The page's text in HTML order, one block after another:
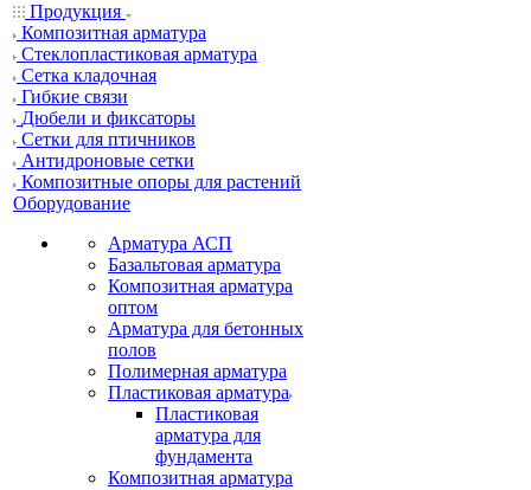
Продукция
Композитная арматура
Cтеклопластиковая арматура
Сетка кладочная
Гибкие связи
Дюбели и фиксаторы
Сетки для птичников
Антидроновые сетки
Композитные опоры для растений
Оборудование
Арматура АСП
Базальтовая арматура
Композитная арматура
оптом
Арматура для бетонных
полов
Полимерная арматура
Пластиковая арматура
Пластиковая
арматура для
фундамента
Композитная арматура